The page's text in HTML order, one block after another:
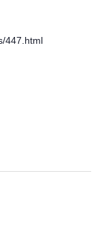
447.html